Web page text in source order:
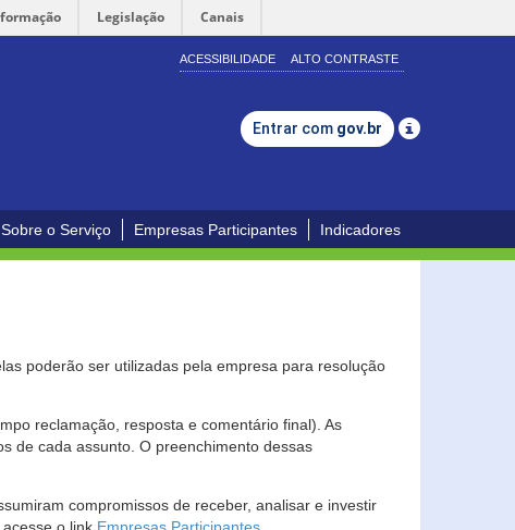
Legislação Canais
ACESSIBILIDADE ALTO CONTRASTE
Entrar com gov.br
Sobre o Serviço Empresas Participantes Indicadores
poderão ser utilizadas pela empresa para resolução
reclamação, resposta e comentário final). As
de cada assunto. O preenchimento dessas
compromissos de receber, analisar e investir